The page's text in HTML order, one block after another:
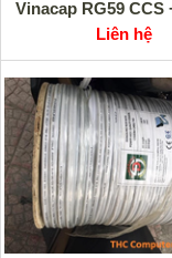
Vinacap RG59 CCS
Liên hệ